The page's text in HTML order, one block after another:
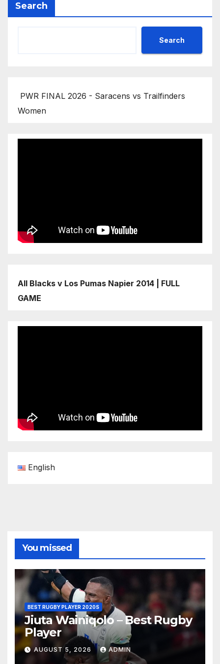
Search
Search
PWR FINAL 2026 - Saracens vs Trailfinders
Women
All Blacks v Los Pumas Napier 2014 | FULL
GAME
English
You missed
BEST RUGBY PLAYER 2020S
Jiuta Wainiqolo – Best Rugby
Player
AUGUST 5, 2026 ADMIN